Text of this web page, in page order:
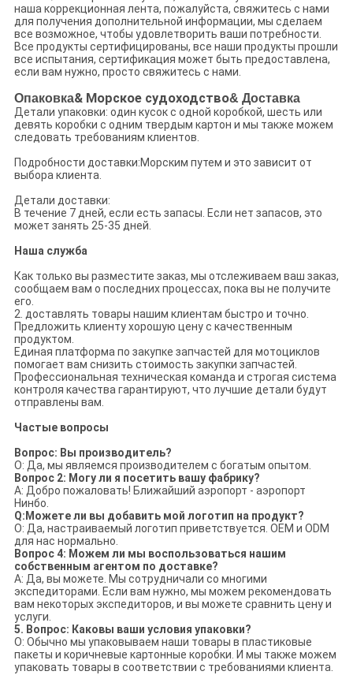
наша коррекционная лента, пожалуйста, свяжитесь с нами
для получения дополнительной информации, мы сделаем
все возможное, чтобы удовлетворить ваши потребности.
Все продукты сертифицированы, все наши продукты прошли
все испытания, сертификация может быть предоставлена,
если вам нужно, просто свяжитесь с нами.
Опаковка& Морское судоходство& Доставка
Детали упаковки: один кусок с одной коробкой, шесть или
девять коробки с одним твердым картон и мы также можем
следовать требованиям клиентов.
Подробности доставки:Морским путем и это зависит от
выбора клиента.
Детали доставки:
В течение 7 дней, если есть запасы. Если нет запасов, это
может занять 25-35 дней.
Наша служба
Как только вы разместите заказ, мы отслеживаем ваш заказ,
сообщаем вам о последних процессах, пока вы не получите
его.
2. доставлять товары нашим клиентам быстро и точно.
Предложить клиенту хорошую цену с качественным
продуктом.
Единая платформа по закупке запчастей для мотоциклов
помогает вам снизить стоимость закупки запчастей.
Профессиональная техническая команда и строгая система
контроля качества гарантируют, что лучшие детали будут
отправлены вам.
Частые вопросы
Вопрос: Вы производитель?
О: Да, мы являемся производителем с богатым опытом.
Вопрос 2: Могу ли я посетить вашу фабрику?
А: Добро пожаловать! Ближайший аэропорт - аэропорт
Нинбо.
Q:Можете ли вы добавить мой логотип на продукт?
О: Да, настраиваемый логотип приветствуется. OEM и ODM
для нас нормально.
Вопрос 4: Можем ли мы воспользоваться нашим
собственным агентом по доставке?
A: Да, вы можете. Мы сотрудничали со многими
экспедиторами. Если вам нужно, мы можем рекомендовать
вам некоторых экспедиторов, и вы можете сравнить цену и
услуги.
5. Вопрос: Каковы ваши условия упаковки?
О: Обычно мы упаковываем наши товары в пластиковые
пакеты и коричневые картонные коробки. И мы также можем
упаковать товары в соответствии с требованиями клиента.